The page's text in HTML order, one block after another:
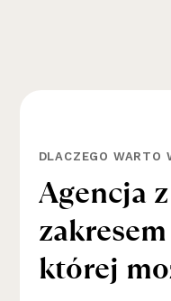
DLACZEGO WARTO
Agencja z
zakresem
której mo